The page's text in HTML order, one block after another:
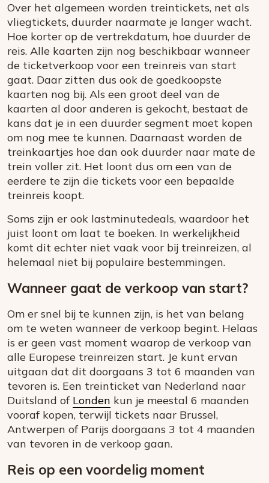
Over het algemeen worden treintickets, net als
vliegtickets, duurder naarmate je langer wacht.
Hoe korter op de vertrekdatum, hoe duurder de
reis. Alle kaarten zijn nog beschikbaar wanneer
de ticketverkoop voor een treinreis van start
gaat. Daar zitten dus ook de goedkoopste
kaarten nog bij. Als een groot deel van de
kaarten al door anderen is gekocht, bestaat de
kans dat je in een duurder segment moet kopen
om nog mee te kunnen. Daarnaast worden de
treinkaartjes hoe dan ook duurder naar mate de
trein voller zit. Het loont dus om een van de
eerdere te zijn die tickets voor een bepaalde
treinreis koopt.
Soms zijn er ook lastminutedeals, waardoor het
juist loont om laat te boeken. In werkelijkheid
komt dit echter niet vaak voor bij treinreizen, al
helemaal niet bij populaire bestemmingen.
Wanneer gaat de verkoop van start?
Om er snel bij te kunnen zijn, is het van belang
om te weten wanneer de verkoop begint. Helaas
is er geen vast moment waarop de verkoop van
alle Europese treinreizen start. Je kunt ervan
uitgaan dat dit doorgaans 3 tot 6 maanden van
tevoren is. Een treinticket van Nederland naar
Duitsland of Londen kun je meestal 6 maanden
vooraf kopen, terwijl tickets naar Brussel,
Antwerpen of Parijs doorgaans 3 tot 4 maanden
van tevoren in de verkoop gaan.
Reis op een voordelig moment